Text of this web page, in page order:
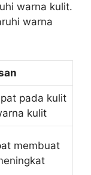
warna kulit.
warna
pada kulit
kulit
membuat